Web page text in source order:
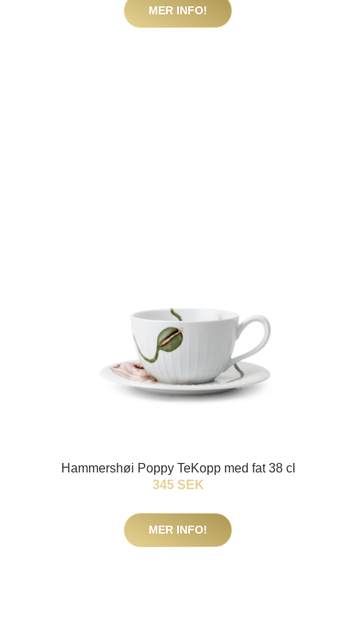
MER INFO!
Hammershøi Poppy TeKopp med fat 38 cl
345 SEK
MER INFO!